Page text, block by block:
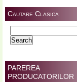
Cautare Clasica
for:
PAREREA
PRODUCATORILOR